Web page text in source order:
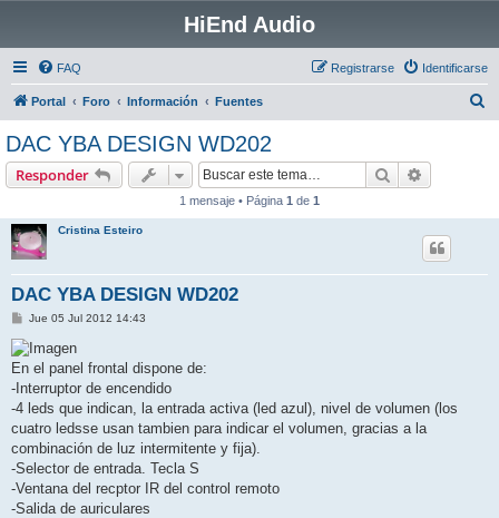
HiEnd Audio
FAQ Identificarse
Registrarse
Portal Foro Información Fuentes
DAC YBA DESIGN WD202
Responder Buscar
1 mensaje • Página 1 de 1
Cristina Esteiro
DAC YBA DESIGN WD202
M
n
s
a
j
e
Jue 05 Jul 2012 14:43
En el panel frontal dispone de:
-Interruptor de encendido
-4 leds que indican, la entrada activa (led azul), nivel de volumen (los
cuatro ledsse usan tambien para indicar el volumen, gracias a la
combinación de luz intermitente y fija).
-Selector de entrada. Tecla S
-Ventana del recptor IR del control remoto
-Salida de auriculares